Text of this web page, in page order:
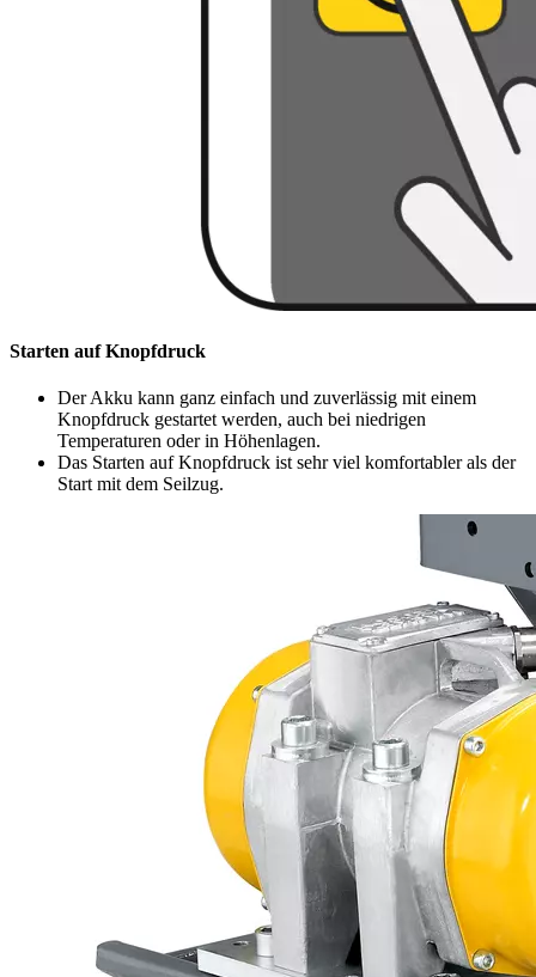
Starten auf Knopfdruck
Der Akku kann ganz einfach und zuverlässig mit einem
Knopfdruck gestartet werden, auch bei niedrigen
Temperaturen oder in Höhenlagen.
Das Starten auf Knopfdruck ist sehr viel komfortabler als der
Start mit dem Seilzug.